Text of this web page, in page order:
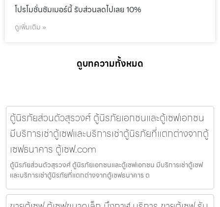
โปรโมชั่นชัมเมอร์นี้ รับส่วนลดไปเลย 10%
ดูเพิ่มเติม »
ดูบทความทั้งหมด
ตู้นิรภัยส่วนตัวสุรวงศ์ ตู้นิรภัยเอกชนและตู้เซฟเอกชน
มีบริการเช่าตู้เซฟและบริการเช่าตู้นิรภัยที่แตกต่างจากตู้
เซฟธนาคาร ตู้เซฟ.com
ตู้นิรภัยส่วนตัวสุรวงศ์ ตู้นิรภัยเอกชนและตู้เซฟเอกชน มีบริการเช่าตู้เซฟ
และบริการเช่าตู้นิรภัยที่แตกต่างจากตู้เซฟธนาคาร ต